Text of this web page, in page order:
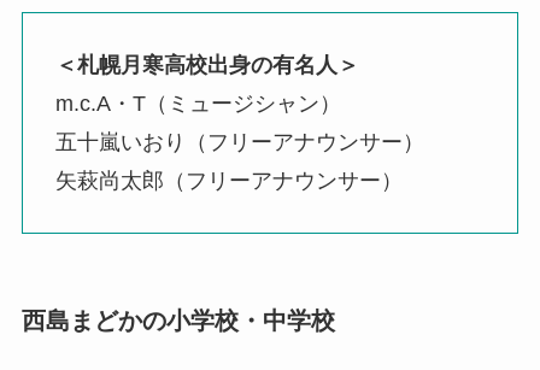
＜札幌月寒高校出身の有名人＞
m.c.A・T（ミュージシャン）
五十嵐いおり（フリーアナウンサー）
矢萩尚太郎（フリーアナウンサー）
西島まどかの小学校・中学校